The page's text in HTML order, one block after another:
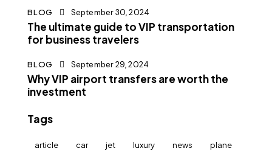
BLOG September 30, 2024
The ultimate guide to VIP transportation
for business travelers
BLOG September 29, 2024
Why VIP airport transfers are worth the
investment
Tags
article car jet luxury news plane